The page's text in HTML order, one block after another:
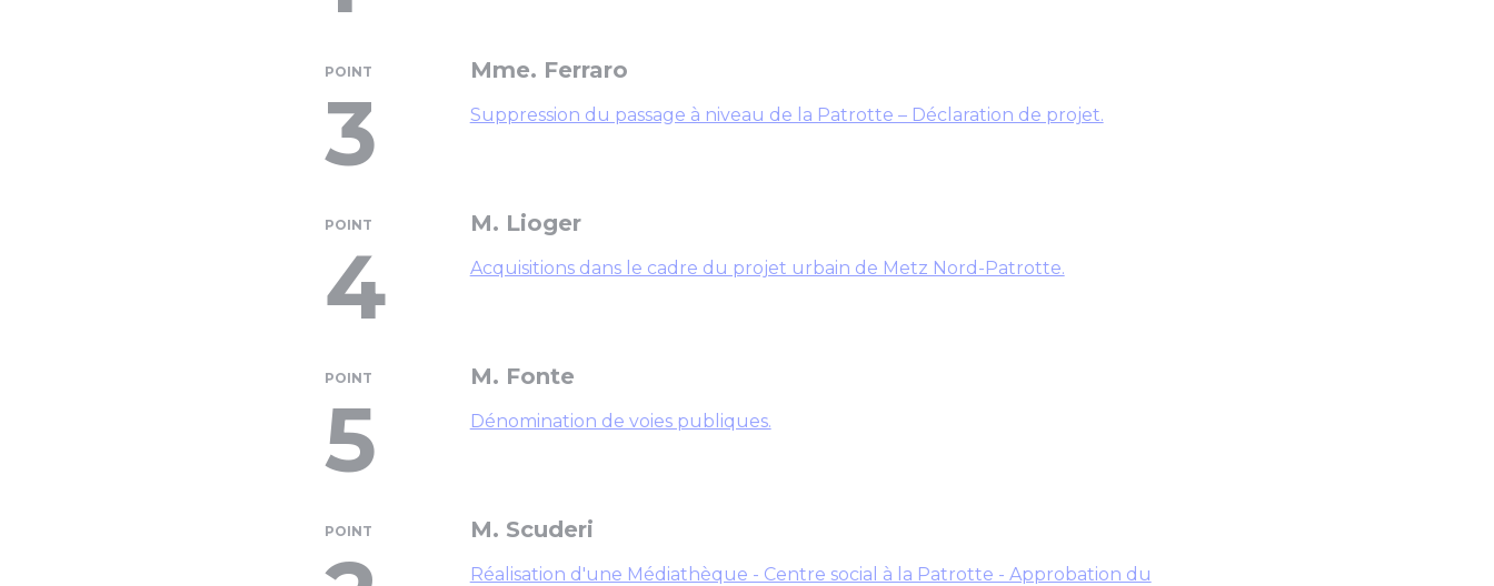
POINT
3
Mme. Ferraro
Suppression du passage à niveau de la Patrotte – Déclaration de projet.
POINT
4
M. Lioger
Acquisitions dans le cadre du projet urbain de Metz Nord-Patrotte.
POINT
5
M. Fonte
Dénomination de voies publiques.
POINT M. Scuderi
Réalisation d'une Médiathèque - Centre social à la Patrotte - Approbation du